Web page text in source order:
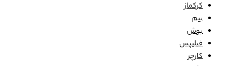
کرکماز
بیم
بوش
فیلیپس
کارچر